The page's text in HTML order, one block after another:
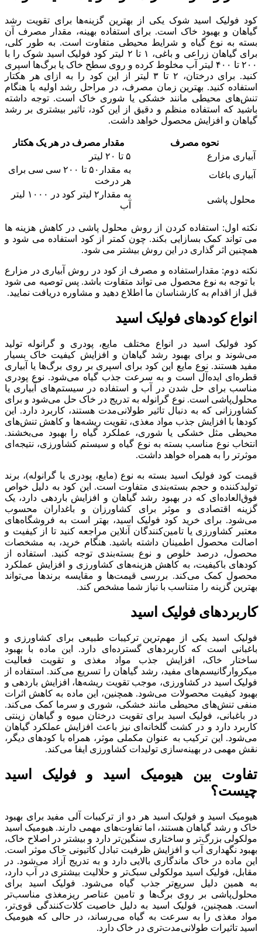
کود فولیک اسید شوک یکی از بهترین گزینه‌ها برای تقویت رشد
گیاهان و بهبود خاک است. برای استفاده بهینه، مقدار مصرف آن
بسته به نوع گیاه و شرایط محیطی متفاوت است. به طور کلی،
برای گیاهان زراعی و باغی، ۱ تا ۲ لیتر کود فولیک اسید شوک را با
۲۰۰ تا ۴۰۰ لیتر آب مخلوط کرده و روی سطح خاک یا برگ‌ها اسپری
کنید. برای درختان، ۲ تا ۳ لیتر از این کود را به ازای هر هکتار
استفاده کنید. بهترین زمان مصرف، در مراحل رشد اولیه یا هنگام
تنش‌های محیطی مانند خشکی یا شوری خاک است. توجه داشته
باشید که استفاده منظم و دقیق از این کود، تاثیر بیشتری بر رشد
گیاهان و افزایش محصول خواهد داشت.
نحوه مصرف
مقدار مصرف در هر یک هکتار
آبیاری مزارع
۵ تا ۲۰ لیتر
آبیاری باغات
به مقدار۵۰ تا ۲۰۰ سی سی برای
هر درخت
محلول پاشی
به مقدار۲ لیتر کود در ۱۰۰۰ لیتر
آب
نکته اول: استفاده کردن از روش محلول پاشی در کاهش هزینه ها
می تواند کمک بسازایی بکند. چون کمتر از کود استفاده می شود و
همچنین اثر گذاری در این روش بیشتر می شود.
نکته دوم: مقداراستفاده و مصرف از کود در روش آبیاری در مزارع
با توجه به نوع محصول می تواند متفاوت باشد. پس توصیه می شود
قبل از اقدام به کارشناسان ما اطلاع دهید و مشاوره دریافت نمایید.
انواع کودهای فولیک اسید
کود فولیک اسید در انواع مختلف مایع، پودری و گرانوله تولید
می‌شوند و برای بهبود رشد گیاهان و افزایش کیفیت خاک بسیار
مفید هستند. نوع مایع این کود برای اسپری بر روی برگ‌ها یا آبیاری
قطره‌ای ایده‌آل است و به سرعت جذب گیاه می‌شود. نوع پودری
مناسب برای حل شدن در آب و استفاده در سیستم‌های آبیاری یا
محلول‌پاشی است. نوع گرانوله به تدریج در خاک حل می‌شود و برای
کشاورزانی که به دنبال تاثیر طولانی‌مدت هستند، کاربرد دارد. این
کودها با افزایش جذب مواد مغذی، تقویت ریشه‌ها و کاهش تنش‌های
محیطی مثل خشکی یا شوری، عملکرد گیاه را بهبود می‌بخشند.
انتخاب نوع مناسب بسته به نوع گیاه و سیستم کشاورزی، نتیجه‌ای
موثرتر را به همراه خواهد داشت.
قیمت کود فولیک اسید بسته به نوع (مایع، پودری یا گرانوله)، برند
تولیدکننده و حجم بسته‌بندی متفاوت است. این کود به دلیل خواص
فوق‌العاده‌ای که در بهبود رشد گیاهان و افزایش باردهی دارد، یک
گزینه اقتصادی و موثر برای کشاورزان و باغداران محسوب
می‌شود. برای خرید کود فولیک اسید، بهتر است به فروشگاه‌های
معتبر کشاورزی یا تامین‌کنندگان آنلاین مراجعه کنید تا از کیفیت و
اصالت محصول اطمینان داشته باشید. هنگام خرید، به مشخصات
محصول، درصد خلوص و نوع بسته‌بندی توجه کنید. استفاده از
کودهای باکیفیت، به کاهش هزینه‌های کشاورزی و افزایش عملکرد
محصول کمک می‌کند. بررسی قیمت‌ها و مقایسه برندها می‌تواند
بهترین گزینه را متناسب با نیاز شما مشخص کند.
کاربردهای فولیک اسید
فولیک اسید یکی از مهم‌ترین ترکیبات طبیعی برای کشاورزی و
باغبانی است که کاربردهای گسترده‌ای دارد. این ماده با بهبود
ساختار خاک، افزایش جذب مواد مغذی و تقویت فعالیت
میکروارگانیسم‌های مفید، رشد گیاهان را تسریع می‌کند. استفاده از
فولیک اسید در کشاورزی، موجب تقویت ریشه‌ها، افزایش باردهی و
بهبود کیفیت محصولات می‌شود. همچنین، این ماده به کاهش اثرات
منفی تنش‌های محیطی مانند خشکی، شوری و سرما کمک می‌کند.
در باغبانی، فولیک اسید برای تقویت درختان میوه و گیاهان زینتی
کاربرد دارد و در کشت گلخانه‌ای نیز باعث افزایش عملکرد گیاهان
می‌شود. این ترکیب به عنوان مکملی موثر، همراه با کودهای دیگر،
نقش مهمی در بهینه‌سازی تولیدات کشاورزی ایفا می‌کند.
تفاوت بین هیومیک اسید و فولیک اسید
چیست؟
هیومیک اسید و فولیک اسید هر دو از ترکیبات آلی مفید برای بهبود
خاک و رشد گیاهان هستند، اما تفاوت‌های مهمی دارند. هیومیک اسید
مولکولی بزرگ‌تر و ساختاری سنگین‌تر دارد و بیشتر در اصلاح خاک،
بهبود نگهداری آب و افزایش ظرفیت تبادل کاتیونی خاک موثر است.
این ماده در خاک ماندگاری بالایی دارد و به تدریج آزاد می‌شود. در
مقابل، فولیک اسید مولکولی سبک‌تر و حلالیت بیشتری در آب دارد،
به همین دلیل سریع‌تر جذب گیاه می‌شود. فولیک اسید برای
محلول‌پاشی بر روی برگ‌ها و تامین عناصر ریزمغذی مناسب‌تر
است. همچنین، فولیک اسید به دلیل خاصیت کلات‌کنندگی قوی‌تر،
مواد مغذی را به سرعت به گیاه می‌رساند، در حالی که هیومیک
اسید تاثیرات طولانی‌مدت‌تری در خاک دارد.